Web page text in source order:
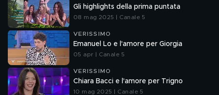
Gli highlights della prima puntata
08 mag 2025 | Canale 5
VERISSIMO
Emanuel Lo e l'amore per Giorgia
05 apr | Canale 5
VERISSIMO
Chiara Bacci e l'amore per Trigno
10 mag 2025 | Canale 5